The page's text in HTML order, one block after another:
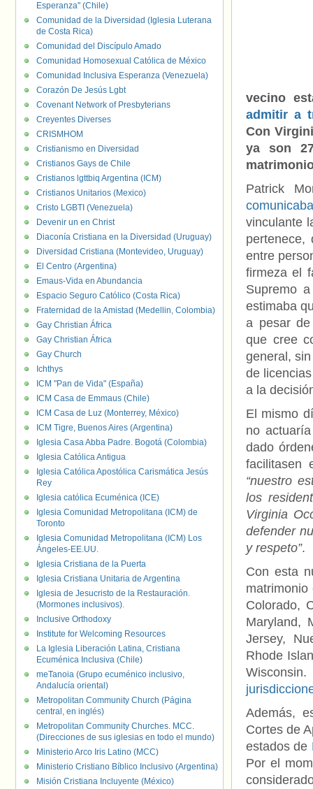
vecino
admitir a
Con
ya son
Patrick
vinculante
pertenece,
entre
firmeza el
Supremo
estimaba
a pesar de
que cree
general,
de
a la
El mismo
no
dado
facilitasen
“nuestro
los
Virginia
defender
y respeto”.
Con esta
Colorado,
Maryland,
Jersey,
Rhode
Además,
Cortes de
estados de
Por el
Esperanza" (Chile)
Comunidad de la Diversidad (Iglesia Luterana
de Costa Rica)
Comunidad del Discípulo Amado
Comunidad Homosexual Católica de México
Comunidad Inclusiva Esperanza (Venezuela)
Corazón De Jesús Lgbt
Covenant Network of Presbyterians
Creyentes Diverses
CRISMHOM
Cristianismo en Diversidad
Cristianos Gays de Chile
Cristianos lgttbiq Argentina (ICM)
Cristianos Unitarios (Mexico)
Cristo LGBTI (Venezuela)
Devenir un en Christ
Diaconía Cristiana en la Diversidad (Uruguay)
Diversidad Cristiana (Montevideo, Uruguay)
El Centro (Argentina)
Emaus-Vida en Abundancia
Espacio Seguro Católico (Costa Rica)
Fraternidad de la Amistad (Medellin, Colombia)
Gay Christian África
Gay Christian África
Gay Church
Ichthys
ICM "Pan de Vida" (España)
ICM Casa de Emmaus (Chile)
ICM Casa de Luz (Monterrey, México)
ICM Tigre, Buenos Aires (Argentina)
Iglesia Casa Abba Padre. Bogotá (Colombia)
Iglesia Católica Antigua
Iglesia Católica Apostólica Carismática Jesús
Rey
Iglesia católica Ecuménica (ICE)
Iglesia Comunidad Metropolitana (ICM) de
Toronto
Iglesia Comunidad Metropolitana (ICM) Los
Ángeles-EE.UU.
Iglesia Cristiana de la Puerta
Iglesia Cristiana Unitaria de Argentina
Iglesia de Jesucristo de la Restauración.
(Mormones inclusivos).
Inclusive Orthodoxy
Institute for Welcoming Resources
La Iglesia Liberación Latina, Cristiana
Ecuménica Inclusiva (Chile)
meTanoia (Grupo ecuménico inclusivo,
Andalucía oriental)
Metropolitan Community Church (Página
central, en inglés)
Metropolitan Community Churches. MCC.
(Direcciones de sus iglesias en todo el mundo)
Ministerio Arco Iris Latino (MCC)
Ministerio Cristiano Bíblico Inclusivo (Argentina)
Misión Cristiana Incluyente (México)